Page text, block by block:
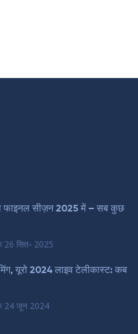
फाइनल सीज़न 2025 में – सब कुछ
26 सित॰ 2025
यूरो 2024 लाइव टेलीकास्ट: कब
24 जून 2024